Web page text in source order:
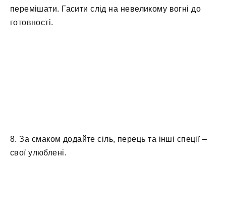
перемішати. Гасити слід на невеликому вогні до
готовності.
8. За смаком додайте сіль, перець та інші спеції –
свої улюблені.